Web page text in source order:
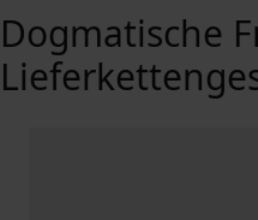
Dogmatische